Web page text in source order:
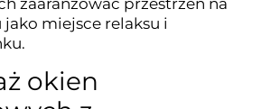
zaaranżować przestrzeń na
miejsce relaksu i
okien